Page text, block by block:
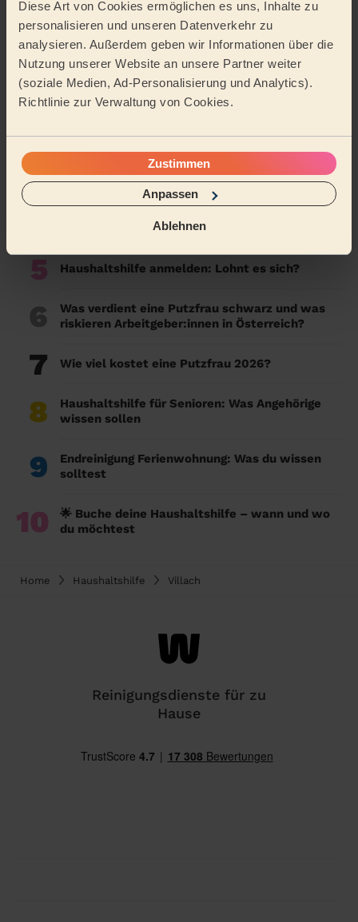
Diese Art von Cookies ermöglichen es uns, Inhalte zu
personalisieren und unseren Datenverkehr zu
analysieren. Außerdem geben wir Informationen über die
Nutzung unserer Website an unsere Partner weiter
(soziale Medien, Ad-Personalisierung und Analytics).
Richtlinie zur Verwaltung von Cookies.
Zustimmen
Anpassen
Ablehnen
Top-Artikel Haushaltshilfe
1 Warum Wecasa?
3
Versicherung Haushaltshilfe: Alles, was du
2026 wissen musst
kostet eine Reinigungskraft pro Stunde?
5 Haushaltshilfe anmelden: Lohnt es sich?
6
Was verdient eine Putzfrau schwarz und was
riskieren Arbeitgeber:innen in Österreich?
7 Wie viel kostet eine Putzfrau 2026?
8
Haushaltshilfe für Senioren: Was Angehörige
wissen sollen
9
Endreinigung Ferienwohnung: Was du wissen
solltest
10
🌟 Buche deine Haushaltshilfe – wann und wo
du möchtest
Home Haushaltshilfe Villach
Reinigungsdienste für zu
Hause